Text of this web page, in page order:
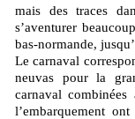
mais des traces
s’aventurer
bas-normande,
Le carnaval
neuvas pour la
carnaval
l’embarquement